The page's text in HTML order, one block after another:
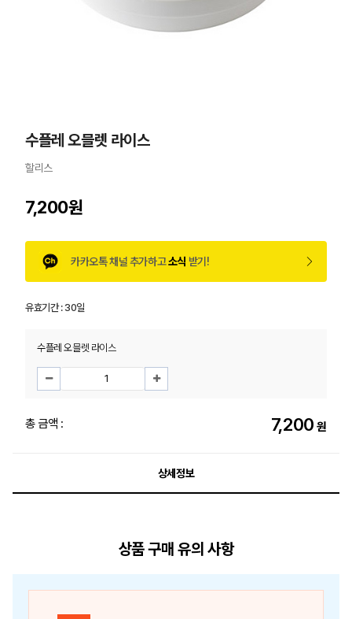
수플레 오믈렛 라이스
할리스
7,200원
카카오톡 채널 추가하고소식 받기!
유효기간 :30일
수플레 오믈렛 라이스
총 금액 : 7,200 원
상세정보
상품 구매 유의 사항